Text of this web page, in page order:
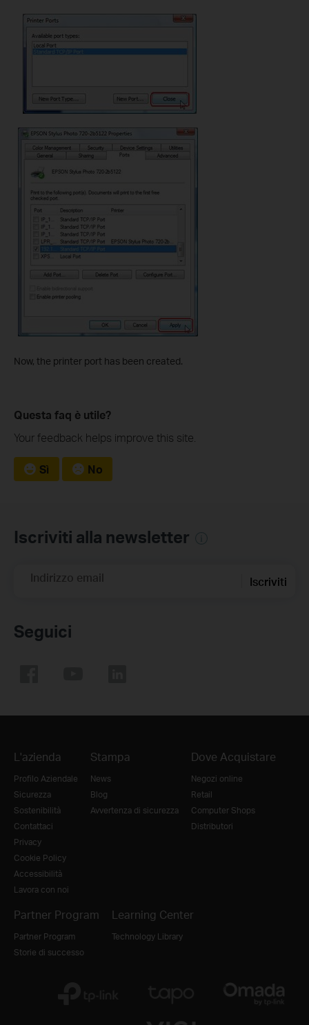
Now, the printer port has been created.
Questa faq è utile?
Your feedback helps improve this site.
Sì No
Iscriviti alla newsletter
Indirizzo email Iscriviti
Seguici
L'azienda
Profilo Aziendale
Sicurezza
Sostenibilità
Contattaci
Privacy
Cookie Policy
Accessibilità
Lavora con noi
Stampa
News
Blog
Avvertenza di sicurezza
Dove Acquistare
Negozi online
Retail
Computer Shops
Distributori
Partner Program
Partner Program
Storie di successo
Learning Center
Technology Library